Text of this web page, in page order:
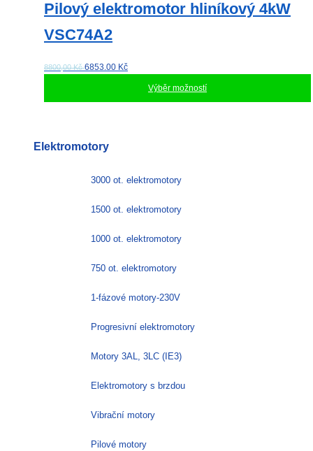
Pilový elektromotor hliníkový 4kW
VSC74A2
8800,00 Kč6853.00 Kč
Výběr možností
více
Elektromotory
3000 ot. elektromotory
1500 ot. elektromotory
1000 ot. elektromotory
750 ot. elektromotory
1-fázové motory-230V
Progresivní elektromotory
Motory 3AL, 3LC (IE3)
Elektromotory s brzdou
Vibrační motory
Pilové motory